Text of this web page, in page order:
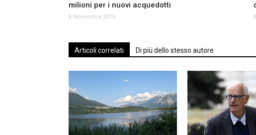
milioni per i nuovi acquedotti
8 Novembre 2019
Articoli correlati Di più dello stesso autore